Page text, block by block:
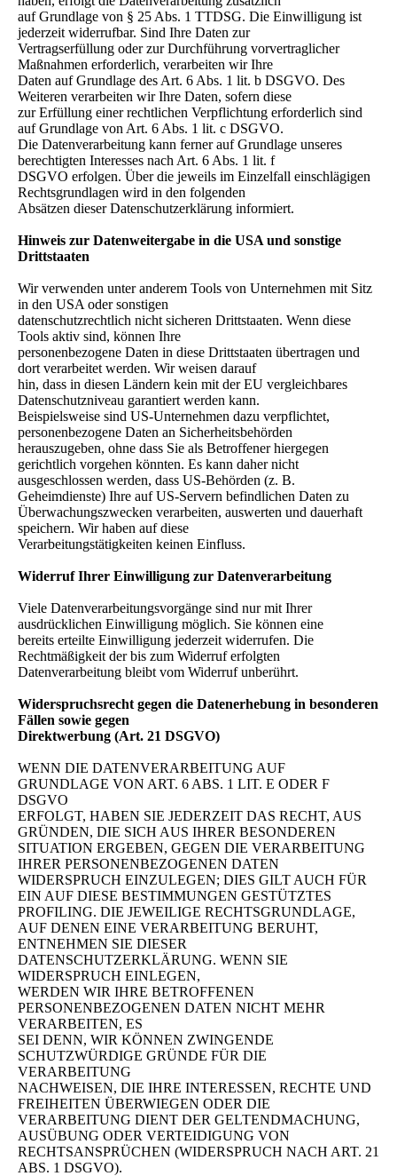
auf Grundlage von § 25 Abs. 1 TTDSG. Die Einwilligung ist
jederzeit widerrufbar. Sind Ihre Daten zur
Vertragserfüllung oder zur Durchführung vorvertraglicher
Maßnahmen erforderlich, verarbeiten wir Ihre
Daten auf Grundlage des Art. 6 Abs. 1 lit. b DSGVO. Des
Weiteren verarbeiten wir Ihre Daten, sofern diese
zur Erfüllung einer rechtlichen Verpflichtung erforderlich sind
auf Grundlage von Art. 6 Abs. 1 lit. c DSGVO.
Die Datenverarbeitung kann ferner auf Grundlage unseres
berechtigten Interesses nach Art. 6 Abs. 1 lit. f
DSGVO erfolgen. Über die jeweils im Einzelfall einschlägigen
Rechtsgrundlagen wird in den folgenden
Absätzen dieser Datenschutzerklärung informiert.
Hinweis zur Datenweitergabe in die USA und sonstige
Drittstaaten
Wir verwenden unter anderem Tools von Unternehmen mit Sitz
in den USA oder sonstigen
datenschutzrechtlich nicht sicheren Drittstaaten. Wenn diese
Tools aktiv sind, können Ihre
personenbezogene Daten in diese Drittstaaten übertragen und
dort verarbeitet werden. Wir weisen darauf
hin, dass in diesen Ländern kein mit der EU vergleichbares
Datenschutzniveau garantiert werden kann.
Beispielsweise sind US-Unternehmen dazu verpflichtet,
personenbezogene Daten an Sicherheitsbehörden
herauszugeben, ohne dass Sie als Betroffener hiergegen
gerichtlich vorgehen könnten. Es kann daher nicht
ausgeschlossen werden, dass US-Behörden (z. B.
Geheimdienste) Ihre auf US-Servern befindlichen Daten zu
Überwachungszwecken verarbeiten, auswerten und dauerhaft
speichern. Wir haben auf diese
Verarbeitungstätigkeiten keinen Einfluss.
Widerruf Ihrer Einwilligung zur Datenverarbeitung
Viele Datenverarbeitungsvorgänge sind nur mit Ihrer
ausdrücklichen Einwilligung möglich. Sie können eine
bereits erteilte Einwilligung jederzeit widerrufen. Die
Rechtmäßigkeit der bis zum Widerruf erfolgten
Datenverarbeitung bleibt vom Widerruf unberührt.
Widerspruchsrecht gegen die Datenerhebung in besonderen
Fällen sowie gegen
Direktwerbung (Art. 21 DSGVO)
WENN DIE DATENVERARBEITUNG AUF
GRUNDLAGE VON ART. 6 ABS. 1 LIT. E ODER F
DSGVO
ERFOLGT, HABEN SIE JEDERZEIT DAS RECHT, AUS
GRÜNDEN, DIE SICH AUS IHRER BESONDEREN
SITUATION ERGEBEN, GEGEN DIE VERARBEITUNG
IHRER PERSONENBEZOGENEN DATEN
WIDERSPRUCH EINZULEGEN; DIES GILT AUCH FÜR
EIN AUF DIESE BESTIMMUNGEN GESTÜTZTES
PROFILING. DIE JEWEILIGE RECHTSGRUNDLAGE,
AUF DENEN EINE VERARBEITUNG BERUHT,
ENTNEHMEN SIE DIESER
DATENSCHUTZERKLÄRUNG. WENN SIE
WIDERSPRUCH EINLEGEN,
WERDEN WIR IHRE BETROFFENEN
PERSONENBEZOGENEN DATEN NICHT MEHR
VERARBEITEN, ES
SEI DENN, WIR KÖNNEN ZWINGENDE
SCHUTZWÜRDIGE GRÜNDE FÜR DIE
VERARBEITUNG
NACHWEISEN, DIE IHRE INTERESSEN, RECHTE UND
FREIHEITEN ÜBERWIEGEN ODER DIE
VERARBEITUNG DIENT DER GELTENDMACHUNG,
AUSÜBUNG ODER VERTEIDIGUNG VON
RECHTSANSPRÜCHEN (WIDERSPRUCH NACH ART. 21
ABS. 1 DSGVO).